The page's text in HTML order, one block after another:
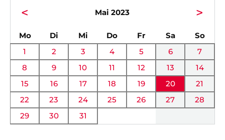
< Mai 2023 >
Montag Dienstag
Mittwoch
Donnerstag
Freitag SamstagSo
1
2 3 4 5 6
7
8
9 10 11 12 13
14
15
16 17 18 19 20
21
22
23 24 25 26 27
28
29
30 31
Gesundheitssport
Verwaltung Intern
Chronik
Fanshop
VEREIN
Vereinssatzung
Schutzkonzept
KOOPERATIONEN
Förderverein